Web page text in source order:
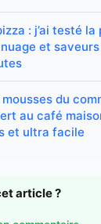
: j’ai testé la
et saveurs
du
au café
et ultra facile
article ?